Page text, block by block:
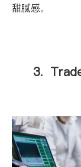
甜腻感。
3.